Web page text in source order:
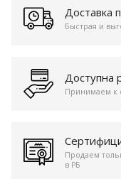
Доставка
Быстрая и
Доступна
Принимаем к
Продаем
в РБ